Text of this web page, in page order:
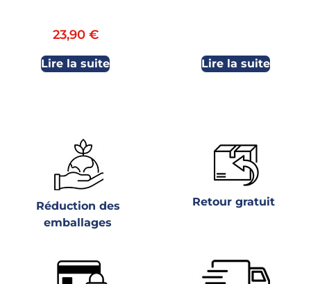
23,90 €
Lire la suite Lire la suite
Réduction des
emballages
Retour gratuit